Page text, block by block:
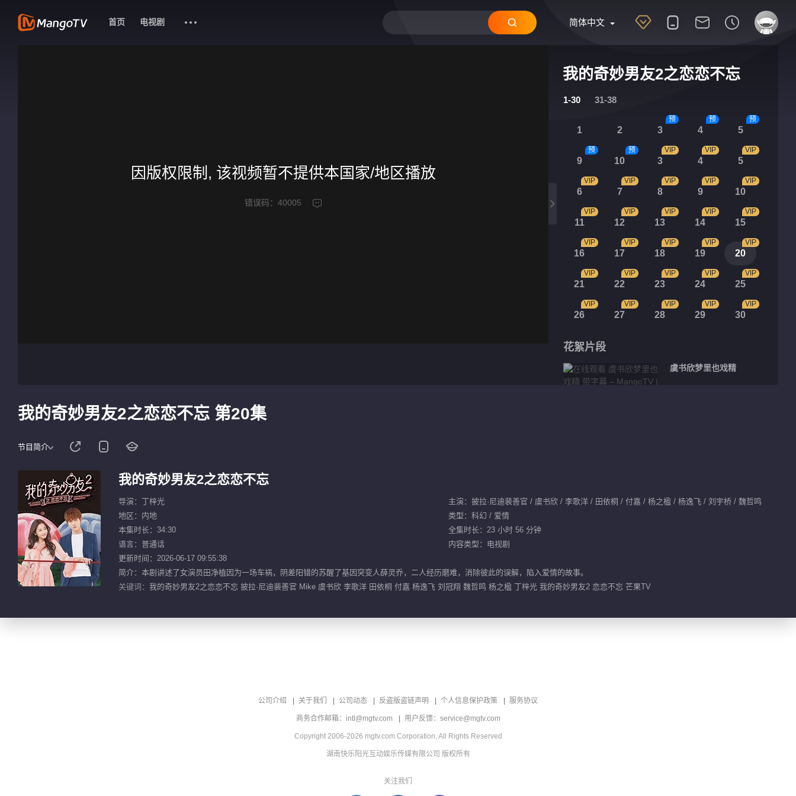
简体中文
首页 电视剧
我的奇妙男友2之恋恋不忘
1-30 31-38
1 2 3
预
4
预
5
预
9
预
10
预
3
VIP
4
VIP
5
VIP
6
VIP
7
VIP
8
VIP
9
VIP
10
VIP
11
VIP
12
VIP
13
VIP
14
VIP
15
VIP
16
VIP
17
VIP
18
VIP
19
VIP
20
VIP
21
VIP
22
VIP
23
VIP
24
VIP
25
VIP
26
VIP
27
VIP
28
VIP
29
VIP
30
VIP
花絮片段
虞书欣梦里也戏精
学她
00:15
帮老婆戒零食
因版权限制, 该视频暂不提供本国家/地区播放
错误码： 40005
我的奇妙男友2之恋恋不忘 第20集
节目简介
我的奇妙男友2之恋恋不忘
导演：丁梓光
主演：披拉·尼迪裴善官 / 虞书欣 / 李歌洋 / 田依桐 / 付嘉 / 杨之楹 / 杨逸飞 / 刘宇桥 / 魏哲鸣
地区：内地
类型：科幻 / 爱情
本集时长：34:30
全集时长：23 小时 56 分钟
语言：普通话
内容类型：电视剧
更新时间：2026-06-17 09:55:38
简介：本剧讲述了女演员田净植因为一场车祸，阴差阳错的苏醒了基因突变人薛灵乔，二人经历磨难，消除彼此的误解，陷入爱情的故事。
关键词： 我的奇妙男友2之恋恋不忘 披拉·尼迪裴善官 Mike 虞书欣 李歌洋 田依桐 付嘉 杨逸飞 刘冠翔 魏哲鸣 杨之楹 丁梓光 我的奇妙男友2 恋恋不忘 芒果TV
公司介绍 关于我们 公司动态 反盗版盗链声明 个人信息保护政策 服务协议
商务合作邮箱：intl@mgtv.com 用户反馈：service@mgtv.com
Copyright 2006-2026 mgtv.com Corporation, All Rights Reserved
湖南快乐阳光互动娱乐传媒有限公司 版权所有
关注我们